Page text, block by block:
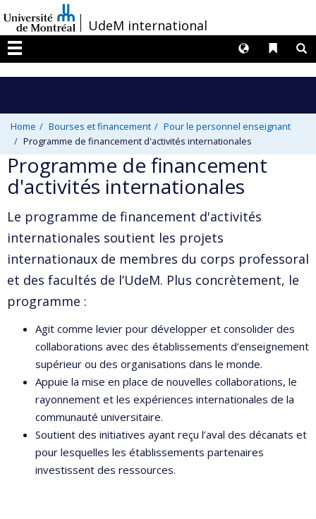
au
contenu
/UdeM international
Menu
Liens
Langues
Home Bourses et financement
Pour le personnel enseignant
Programme de financement d'activités internationales
Programme de financement
d'activités internationales
Le programme de financement d'activités
internationales soutient les projets
internationaux de membres du corps professoral
et des facultés de l’UdeM. Plus concrètement, le
programme :
Agit comme levier pour développer et consolider des
collaborations avec des établissements d’enseignement
supérieur ou des organisations dans le monde.
Appuie la mise en place de nouvelles collaborations, le
rayonnement et les expériences internationales de la
communauté universitaire.
Soutient des initiatives ayant reçu l’aval des décanats et
pour lesquelles les établissements partenaires
investissent des ressources.